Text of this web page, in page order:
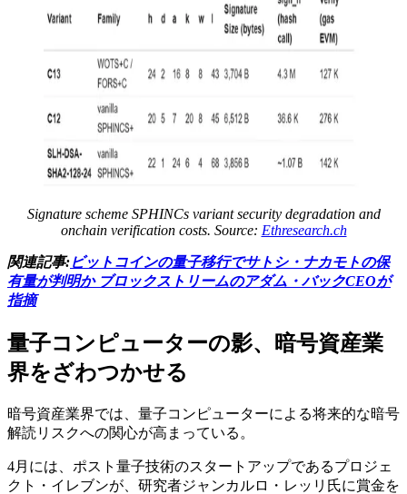
Signature scheme SPHINCs variant security degradation and
onchain verification costs. Source: Ethresearch.ch
関連記事:ビットコインの量子移行でサトシ・ナカモトの保
有量が判明か ブロックストリームのアダム・バックCEOが
指摘
量子コンピューターの影、暗号資産業
界をざわつかせる
暗号資産業界では、量子コンピューターによる将来的な暗号
解読リスクへの関心が高まっている。
4月には、ポスト量子技術のスタートアップであるプロジェ
クト・イレブンが、研究者ジャンカルロ・レッリ氏に賞金を